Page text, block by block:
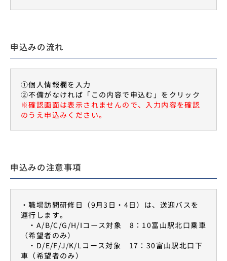
申込みの流れ
①個人情報欄を入力
②不備がなければ「この内容で申込む」をクリック
※確認画面は表示されませんので、入力内容を確認
のうえ申込みください。
申込みの注意事項
・職場訪問研修日（9月3日・4日）は、送迎バスを
運行します。
・A/B/C/G/H/Iコース対象 8：10富山駅北口乗車
（希望者のみ）
・D/E/F/J/K/Lコース対象 17：30富山駅北口下
車（希望者のみ）